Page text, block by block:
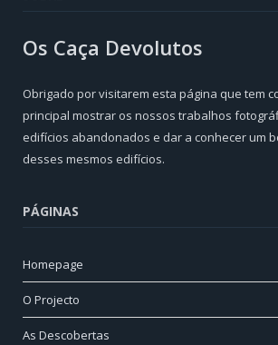
Os Caça Devolutos
Obrigado por visitarem esta página que tem
principal mostrar os nossos trabalhos
edifícios abandonados e dar a conhecer um
desses mesmos edifícios.
PÁGINAS
Homepage
O Projecto
As Descobertas